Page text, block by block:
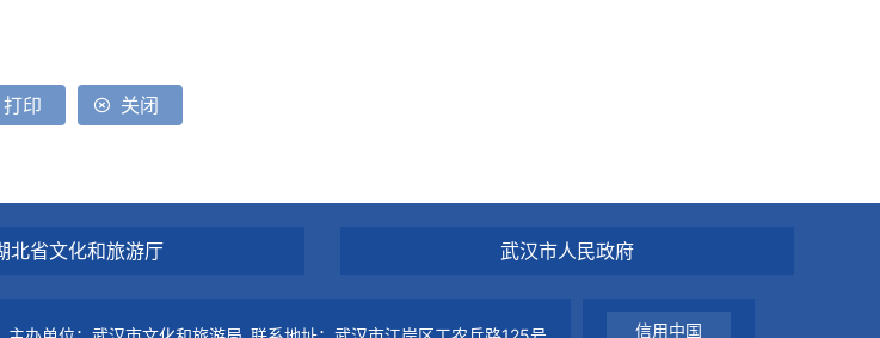
打印 关闭
北省文化和旅游厅 武汉市人民政府
信用中国